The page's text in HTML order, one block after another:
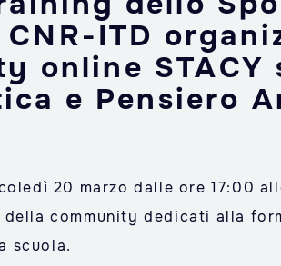
ITD
online
e Pensiero
20 marzo dalle ore 17:00
della community dedicati alla
scuola.